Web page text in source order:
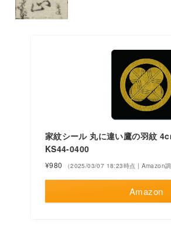
家紋シール 丸に違い鷹の羽紋
KS44-0400
¥980 （2025/03/07 18:23時点 | Amazon調
Amazon